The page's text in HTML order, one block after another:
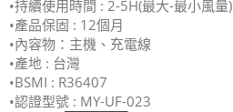
•持續使用時間 : 2-5H(最大-最小風量)
•產品保固 : 12個月
•內容物：主機、充電線
•產地 : 台灣
•BSMI : R36407
•認證型號 : MY-UF-023